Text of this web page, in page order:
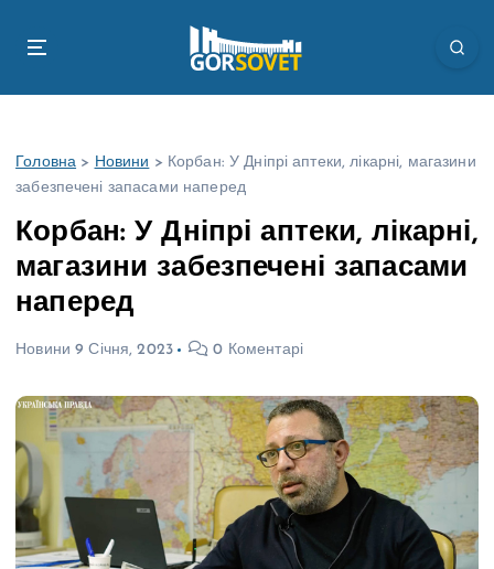
Головна > Новини > Корбан: У Дніпрі аптеки, лікарні, магазини
забезпечені запасами наперед
Корбан: У Дніпрі аптеки, лікарні,
магазини забезпечені запасами
наперед
Новини 9 Січня, 2023 0 Коментарі